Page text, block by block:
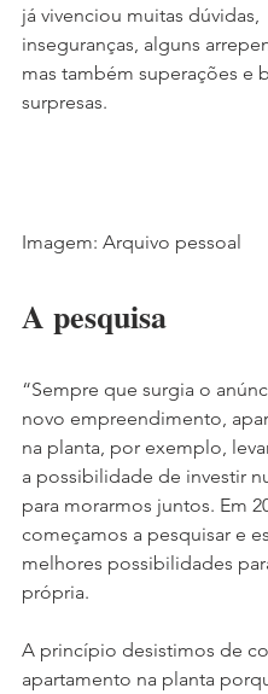
já vivenciou muitas dúvidas,
inseguranças, alguns
mas também superações e
surpresas.
Imagem: Arquivo pessoal
A pesquisa
“Sempre que surgia o
novo empreendimento,
na planta, por exemplo,
a possibilidade de investir
para morarmos juntos. Em
começamos a pesquisar e
melhores possibilidades
própria.
A princípio desistimos de
apartamento na planta